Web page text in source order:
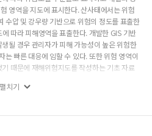
영역을 지도에 표시한다. 산사태에서는 위험
수압 및 강우량 기반으로 위험의 정도를 표출한
따라 피해영역을 표출한다. 개발한 GIS 기반
될 경우 관리자가 피해 가능성이 높은 위험한
는 빠른 대응에 임할 수 있다. 또한 위험 영역이
때문에 재해위험지도를 작성하는 기초 자료
펼치기